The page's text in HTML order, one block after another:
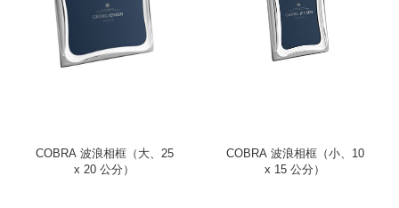
COBRA 波浪相框（大、25
x 20 公分）
COBRA 波浪相框（小、10
x 15 公分）